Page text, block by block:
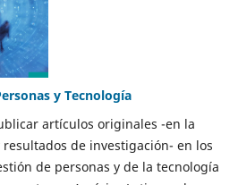
y Tecnología
artículos originales -en la
de investigación- en los
de personas y de la tecnología